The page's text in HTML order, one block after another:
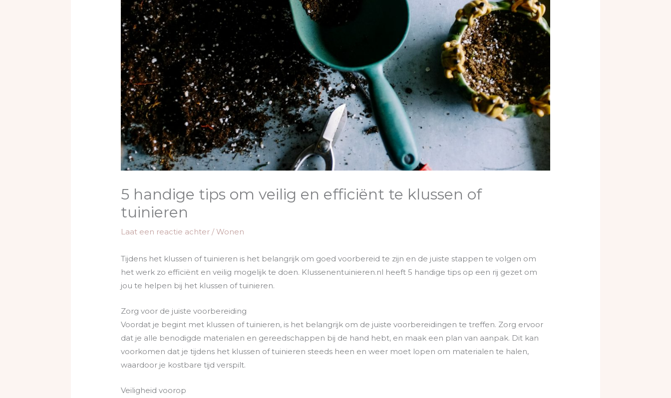
5 handige tips om veilig en efficiënt te klussen of
tuinieren
Laat een reactie achter /Wonen
Tijdens het klussen of tuinieren is het belangrijk om goed voorbereid te zijn en de juiste stappen te volgen om
het werk zo efficiënt en veilig mogelijk te doen. Klussenentuinieren.nl heeft 5 handige tips op een rij gezet om
jou te helpen bij het klussen of tuinieren.
Zorg voor de juiste voorbereiding
Voordat je begint met klussen of tuinieren, is het belangrijk om de juiste voorbereidingen te treffen. Zorg ervoor
dat je alle benodigde materialen en gereedschappen bij de hand hebt, en maak een plan van aanpak. Dit kan
voorkomen dat je tijdens het klussen of tuinieren steeds heen en weer moet lopen om materialen te halen,
waardoor je kostbare tijd verspilt.
Veiligheid voorop